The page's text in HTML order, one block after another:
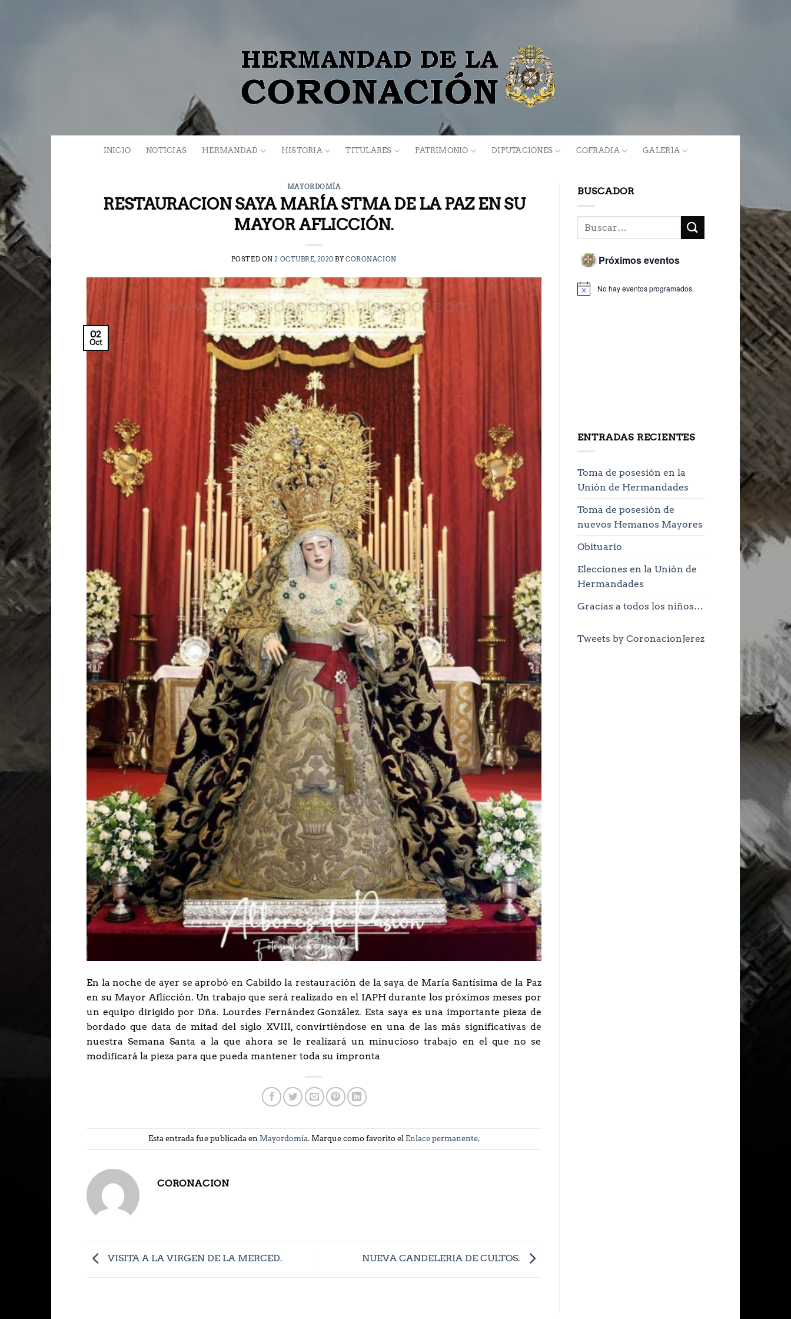
INICIO NOTICIAS HERMANDAD HISTORIA TITULARES PATRIMONIO DIPUTACIONES COFRADIA GALERIA
MAYORDOMÍA
RESTAURACION SAYA MARÍA STMA DE LA PAZ EN SU
MAYOR AFLICCIÓN.
POSTED ON2 OCTUBRE, 2020 BYCORONACION
02
Oct
En la noche de ayer se aprobó en Cabildo la restauración de la saya de María Santísima de la Paz
en su Mayor Aflicción. Un trabajo que será realizado en el IAPH durante los próximos meses por
un equipo dirigido por Dña. Lourdes Fernández González. Esta saya es una importante pieza de
bordado que data de mitad del siglo XVIII, convirtiéndose en una de las más significativas de
nuestra Semana Santa a la que ahora se le realizará un minucioso trabajo en el que no se
modificará la pieza para que pueda mantener toda su impronta
Esta entrada fue publicada en Mayordomía. Marque como favorito el Enlace permanente.
CORONACION
VISITA A LA VIRGEN DE LA MERCED. NUEVA CANDELERIA DE CULTOS.
BUSCADOR
Próximos eventos
No hay eventos programados.
ENTRADAS RECIENTES
Toma de posesión en la
Unión de Hermandades
Toma de posesión de
nuevos Hemanos Mayores
Obituario
Elecciones en la Unión de
Hermandades
Gracias a todos los niños…
Tweets by CoronacionJerez